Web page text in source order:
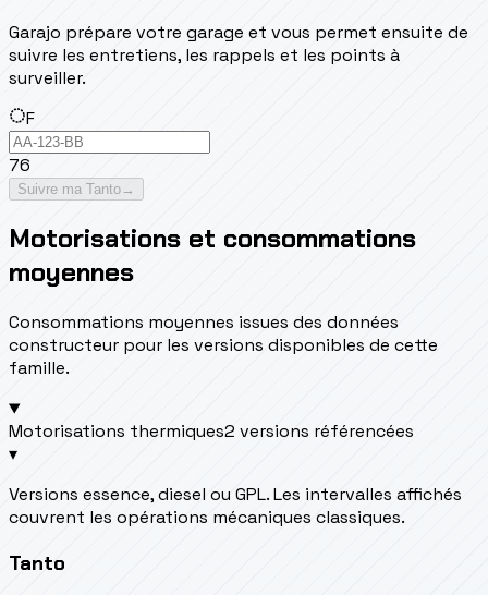
Garajo prépare votre garage et vous permet ensuite de
suivre les entretiens, les rappels et les points à
surveiller.
F
76
Suivre ma Tanto→
Motorisations et consommations
moyennes
Consommations moyennes issues des données
constructeur pour les versions disponibles de cette
famille.
Motorisations thermiques2 versions référencées
▾
Versions essence, diesel ou GPL. Les intervalles affichés
couvrent les opérations mécaniques classiques.
Tanto